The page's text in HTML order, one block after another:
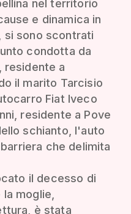
nel territorio
e dinamica in
sono scontrati
condotta da
residente a
il marito Tarcisio
Fiat Iveco
residente a Pove
schianto, l'auto
che delimita
il decesso di
moglie,
è stata